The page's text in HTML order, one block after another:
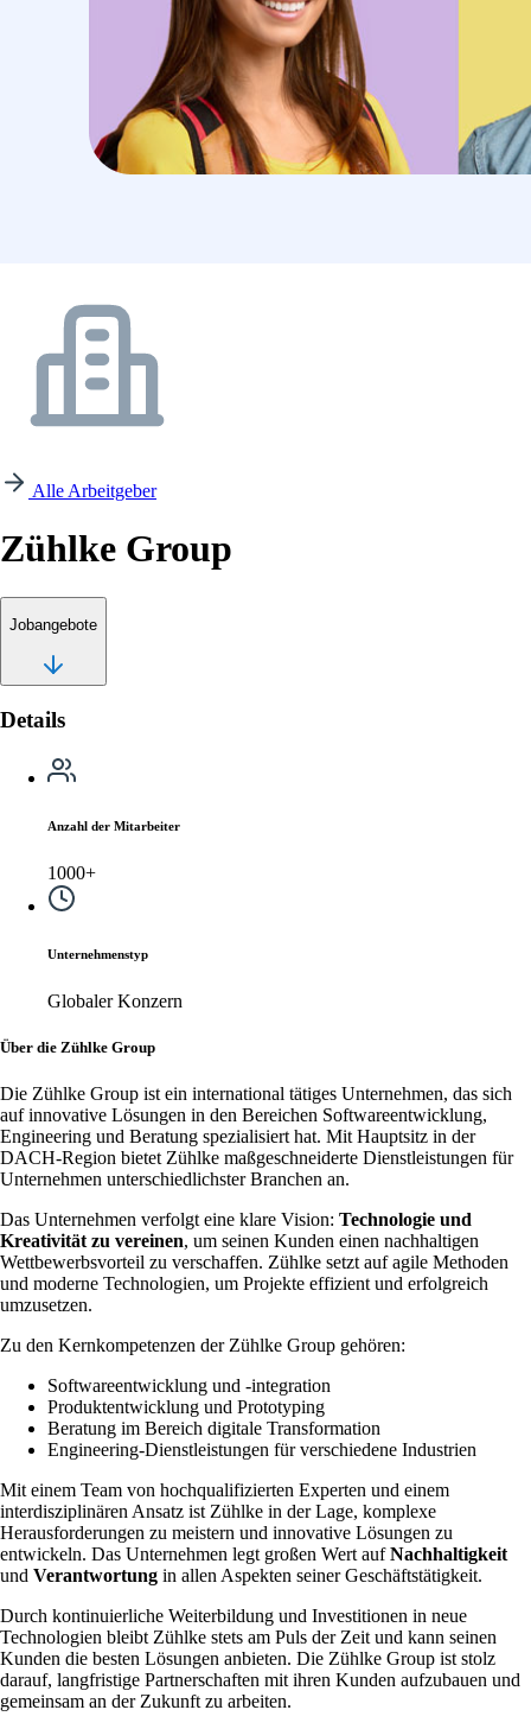
Alle Arbeitgeber
Zühlke Group
Jobangebote
Details
Anzahl der Mitarbeiter
1000+
Unternehmenstyp
Globaler Konzern
Über die Zühlke Group
Die Zühlke Group ist ein international tätiges Unternehmen, das sich
auf innovative Lösungen in den Bereichen Softwareentwicklung,
Engineering und Beratung spezialisiert hat. Mit Hauptsitz in der
DACH-Region bietet Zühlke maßgeschneiderte Dienstleistungen für
Unternehmen unterschiedlichster Branchen an.
Das Unternehmen verfolgt eine klare Vision: Technologie und
Kreativität zu vereinen, um seinen Kunden einen nachhaltigen
Wettbewerbsvorteil zu verschaffen. Zühlke setzt auf agile Methoden
und moderne Technologien, um Projekte effizient und erfolgreich
umzusetzen.
Zu den Kernkompetenzen der Zühlke Group gehören:
Softwareentwicklung und -integration
Produktentwicklung und Prototyping
Beratung im Bereich digitale Transformation
Engineering-Dienstleistungen für verschiedene Industrien
Mit einem Team von hochqualifizierten Experten und einem
interdisziplinären Ansatz ist Zühlke in der Lage, komplexe
Herausforderungen zu meistern und innovative Lösungen zu
entwickeln. Das Unternehmen legt großen Wert aufNachhaltigkeit
und Verantwortung in allen Aspekten seiner Geschäftstätigkeit.
Durch kontinuierliche Weiterbildung und Investitionen in neue
Technologien bleibt Zühlke stets am Puls der Zeit und kann seinen
Kunden die besten Lösungen anbieten. Die Zühlke Group ist stolz
darauf, langfristige Partnerschaften mit ihren Kunden aufzubauen und
gemeinsam an der Zukunft zu arbeiten.